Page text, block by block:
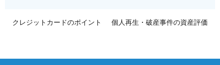
クレジットカードのポイント 個人再生・破産事件の資産評価